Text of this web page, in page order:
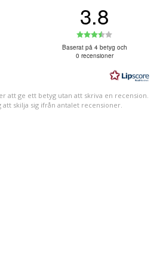
5 utav 5 stjärnor
4 utav 5 stjärnor
3 utav 5 stjärnor
2 utav 5 stjärnor
1 utav 5 stjärnor
3.8
3.8
utav
5
stjärnor
Baserat på 4 betyg och
0 recensioner
att ge ett betyg utan att skriva en recension.
skilja sig ifrån antalet recensioner.